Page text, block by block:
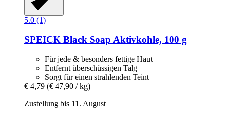
5.0 (1)
SPEICK Black Soap Aktivkohle, 100 g
Für jede & besonders fettige Haut
Entfernt überschüssigen Talg
Sorgt für einen strahlenden Teint
€ 4,79 (€ 47,90 / kg)
Zustellung bis 11. August